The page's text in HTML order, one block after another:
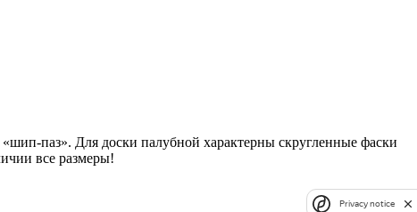
паз». Для доски палубной характерны скругленные фаски
все размеры!
Privacy notice